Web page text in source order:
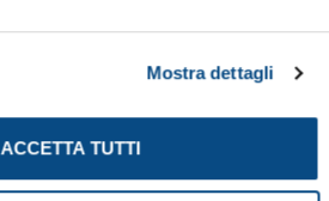
Mostra dettagli
ACCETTA TUTTI